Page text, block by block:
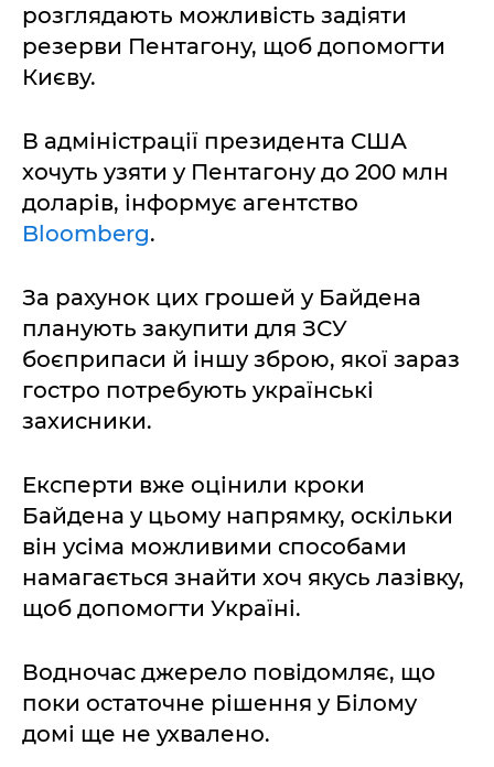
розглядають можливість задіяти
резерви Пентагону, щоб допомогти
Києву.
В адміністрації президента США
хочуть узяти у Пентагону до 200 млн
доларів, інформує агентство
Bloomberg.
За рахунок цих грошей у Байдена
планують закупити для ЗСУ
боєприпаси й іншу зброю, якої зараз
гостро потребують українські
захисники.
Експерти вже оцінили кроки
Байдена у цьому напрямку, оскільки
він усіма можливими способами
намагається знайти хоч якусь лазівку,
щоб допомогти Україні.
Водночас джерело повідомляє, що
поки остаточне рішення у Білому
домі ще не ухвалено.